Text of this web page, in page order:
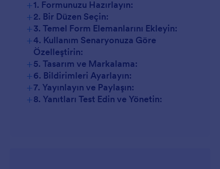
+1. Formunuzu Hazırlayın:
+2. Bir Düzen Seçin:
+3. Temel Form Elemanlarını Ekleyin:
+4. Kullanım Senaryonuza Göre
Özelleştirin:
+5. Tasarım ve Markalama:
+6. Bildirimleri Ayarlayın:
+7. Yayınlayın ve Paylaşın:
+8. Yanıtları Test Edin ve Yönetin: